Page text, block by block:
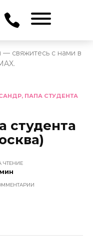
свяжитесь с нами в
ПАПА СТУДЕНТА
студента
ЧТЕНИЕ